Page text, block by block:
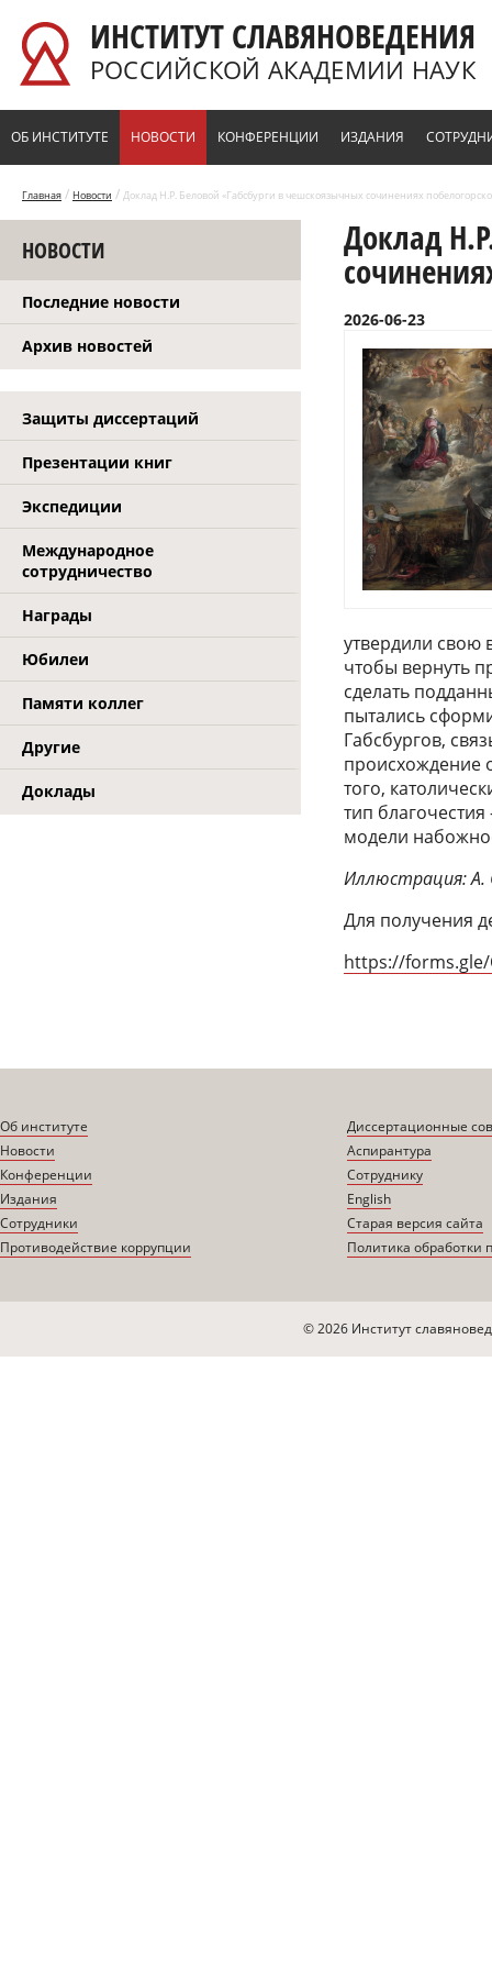
ИНСТИТУТ СЛАВЯНОВЕДЕНИЯ
РОССИЙСКОЙ АКАДЕМИИ НАУК
ОБ ИНСТИТУТЕ НОВОСТИ КОНФЕРЕНЦИИ ИЗДАНИЯ
Главная / Новости / Доклад Н.Р. Беловой «Габсбурги в чешскоязычных сочинениях
НОВОСТИ
Последние новости
Архив новостей
Защиты диссертаций
Презентации книг
Экспедиции
Международное
сотрудничество
Награды
Юбилеи
Памяти коллег
Другие
Доклады
Доклад
2026-06-23
утвердили свою
чтобы вернуть
сделать
пытались
Габсбургов,
происхождение
того,
тип
модели
Иллюстрация: А.
Для получения
https://forms.gle/
Об институте
Новости
Конференции
Издания
Сотрудники
Противодействие коррупции
Диссертационные
Аспирантура
Сотруднику
English
Старая версия сайта
Политика обработки
© 2026 Институт